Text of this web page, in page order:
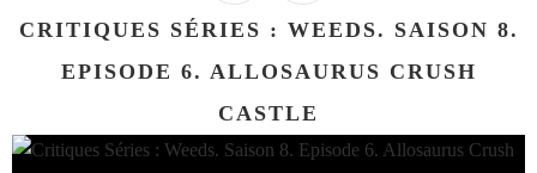
CRITIQUES SÉRIES : WEEDS. SAISON 8.
EPISODE 6. ALLOSAURUS CRUSH
CASTLE